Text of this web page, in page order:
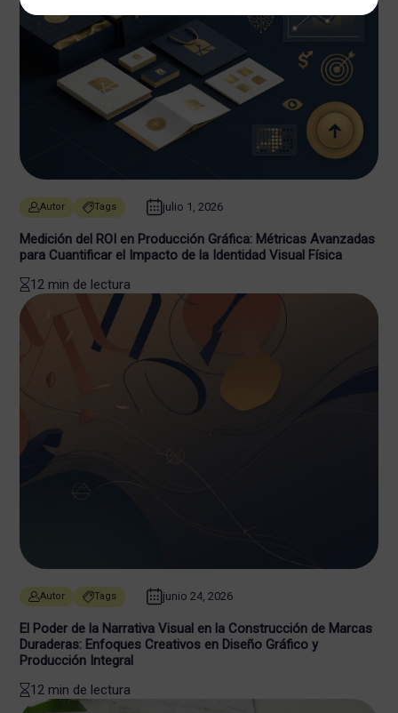
Autor Tags julio 1, 2026
Medición del ROI en Producción Gráfica: Métricas Avanzadas
para Cuantificar el Impacto de la Identidad Visual Física
12 min de lectura
Autor Tags junio 24, 2026
El Poder de la Narrativa Visual en la Construcción de Marcas
Duraderas: Enfoques Creativos en Diseño Gráfico y
Producción Integral
12 min de lectura